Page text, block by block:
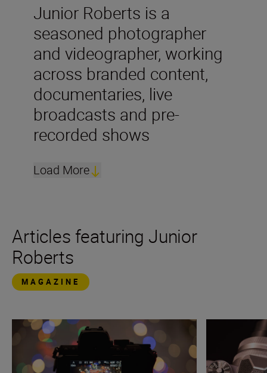
Junior Roberts is a
seasoned photographer
and videographer, working
across branded content,
documentaries, live
broadcasts and pre-
recorded shows
Load More
Articles featuring Junior
Roberts
MAGAZINE